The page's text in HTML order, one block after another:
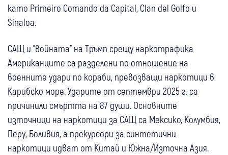
като Primeiro Comando da Capital, Clan del Golfo и
Sinaloa.
САЩ и "войната" на Тръмп срещу наркотрафика
Американците са разделени по отношение на
военните удари по кораби, превозващи наркотици в
Карибско море. Ударите от септември 2025 г. са
причинили смъртта на 87 души. Основните
източници на наркотици за САЩ са Мексико, Колумбия,
Перу, Боливия, а прекурсори за синтетични
наркотици идват от Китай и Южна/Източна Азия.